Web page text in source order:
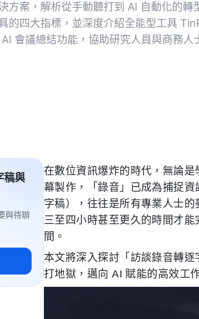
方案，解析從手動聽打到 AI 自動化的轉
的四大指標，並深度介紹全能型工具
會議總結功能，協助研究人員與商務人
稿與
與待辦
在數位資訊爆炸的時代，無論
幕製作，「錄音」已成為捕捉
字稿），往往是所有專業人士
三至四小時甚至更久的時間才
間。
本文將深入探討「訪談錄音轉
打地獄，邁向 AI 賦能的高效工